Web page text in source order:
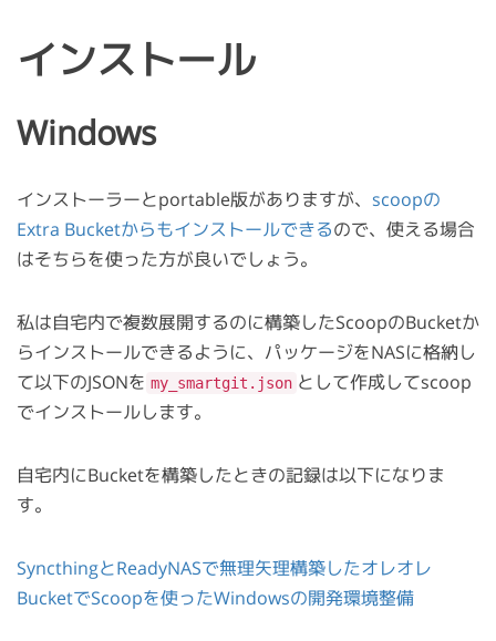
インストール
Windows
インストーラーとportable版がありますが、 scoopの
Extra Bucketからもインストールできるので、使える場合
はそちらを使った方が良いでしょう。
私は自宅内で複数展開するのに構築したScoopのBucketか
らインストールできるように、パッケージをNASに格納し
て以下のJSONを my_smartgit.json として作成してscoop
でインストールします。
自宅内にBucketを構築したときの記録は以下になりま
す。
SyncthingとReadyNASで無理矢理構築したオレオレ
BucketでScoopを使ったWindowsの開発環境整備